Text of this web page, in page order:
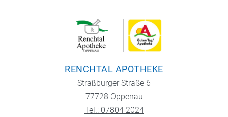
RENCHTAL APOTHEKE
Straßburger Straße 6
77728 Oppenau
Tel.: 07804 2024